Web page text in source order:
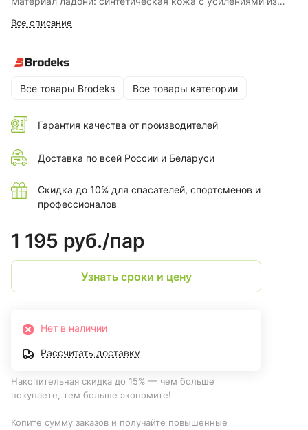
ПВХ
Все описание
Все товары Brodeks Все товары категории
Гарантия качества от производителей
Доставка по всей России и Беларуси
Скидка до 10% для спасателей, спортсменов и
профессионалов
1 195 руб./пар
Узнать сроки и цену
Нет в наличии
Рассчитать доставку
Накопительная скидка до 15% — чем больше
покупаете, тем больше экономите!
Копите сумму заказов и получайте повышенные